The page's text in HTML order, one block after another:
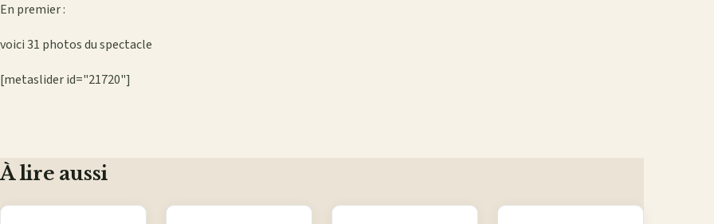
En premier :
voici 31 photos du spectacle
[metaslider id="21720"]
À lire aussi